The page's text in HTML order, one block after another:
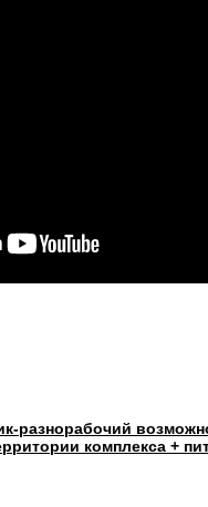
разнорабочий
комплекса +